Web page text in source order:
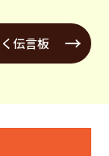
伝言板